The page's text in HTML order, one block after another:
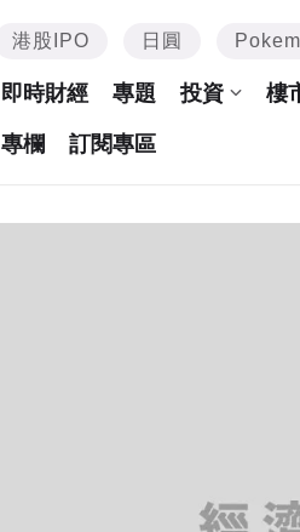
港股IPO 日圓
即時財經 專題 投資 樓
專欄 訂閱專區